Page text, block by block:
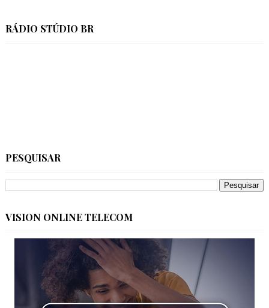
RÁDIO STÚDIO BR
PESQUISAR
VISION ONLINE TELECOM